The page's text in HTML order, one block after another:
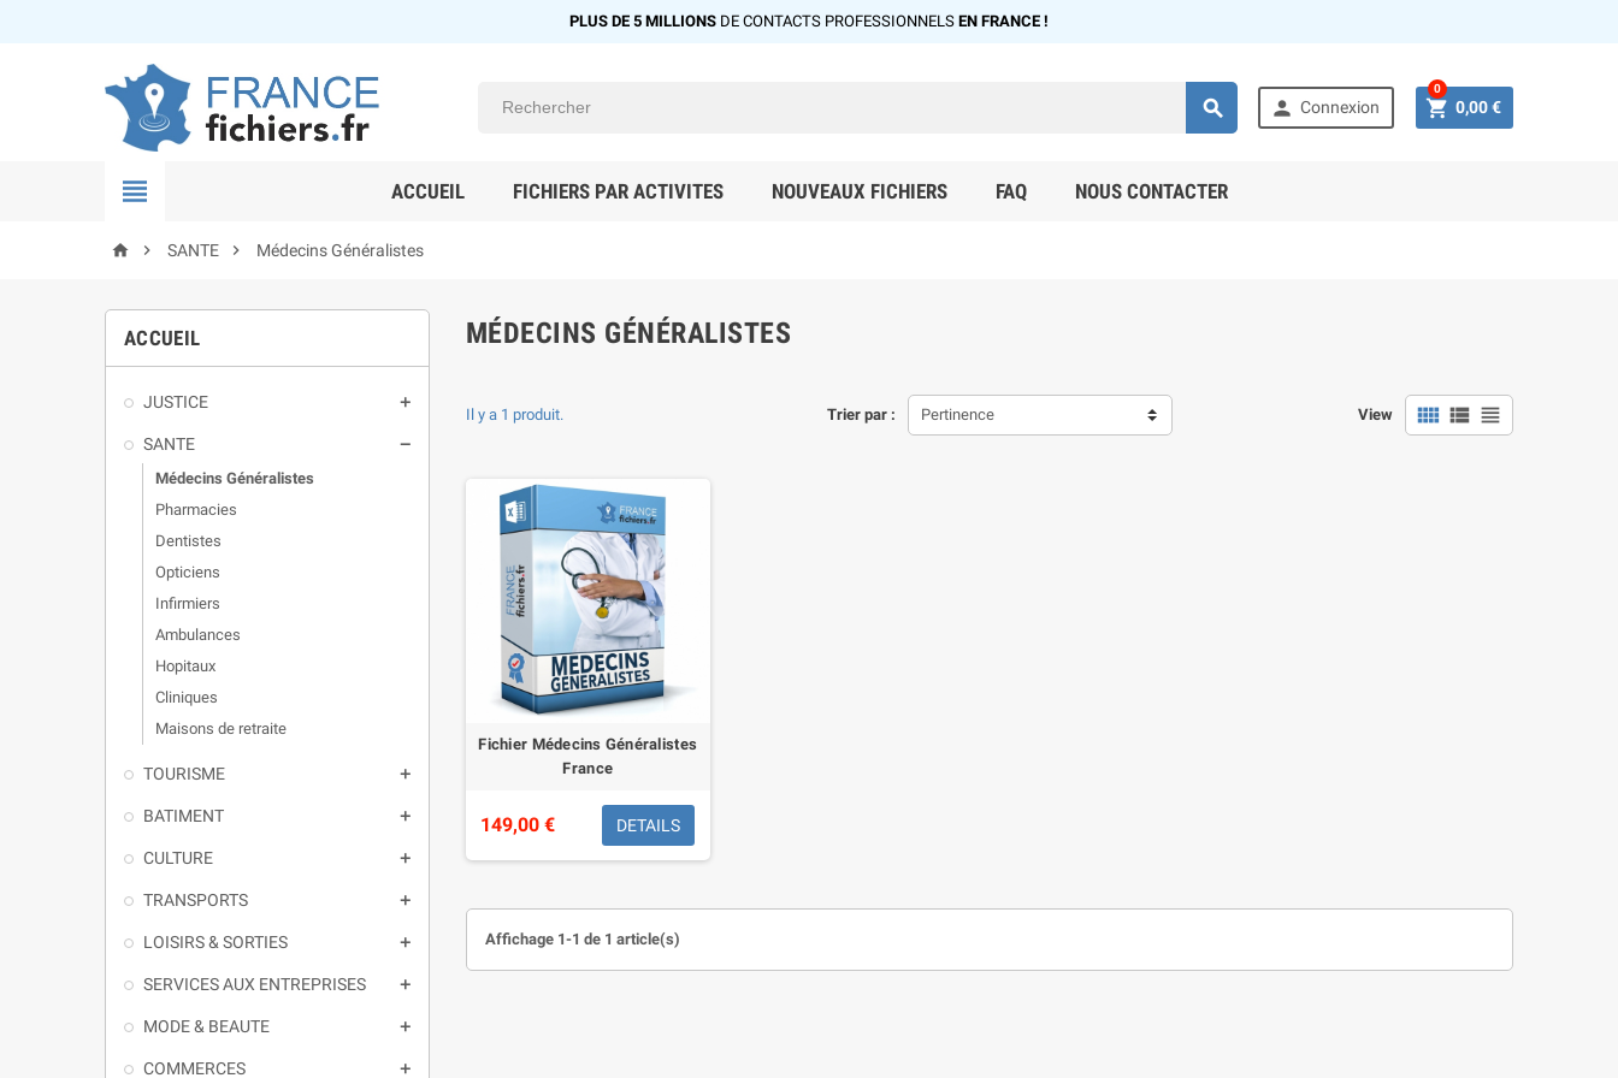
PLUS DE 5 MILLIONS DE CONTACTS PROFESSIONNELS EN FRANCE !
  Connexion  0,00 €
0
 ACCUEIL FICHIERS PAR ACTIVITES NOUVEAUX FICHIERS FAQ NOUS CONTACTER
  SANTE  Médecins Généralistes
ACCUEIL
JUSTICE 
SANTE 
Médecins Généralistes
Pharmacies
Dentistes
Opticiens
Infirmiers
Ambulances
Hopitaux
Cliniques
Maisons de retraite
TOURISME 
BATIMENT 
CULTURE 
TRANSPORTS 
LOISIRS & SORTIES 
SERVICES AUX ENTREPRISES 
MODE & BEAUTE 
COMMERCES 
MÉDECINS GÉNÉRALISTES
Il y a 1 produit. Trier par : Pertinence View   
Fichier Médecins Généralistes
France
149,00 € DETAILS
Affichage 1-1 de 1 article(s)